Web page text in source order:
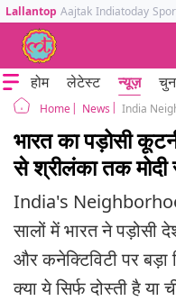
Lallantop Aajtak Indiatoday
होम लेटेस्ट न्यूज़
Home News
भारत का पड़ोसी
से श्रीलंका तक मोदी
India's
सालों में भारत ने पड़ोसी
और कनेक्टिविटी पर
क्या ये सिर्फ दोस्ती है या